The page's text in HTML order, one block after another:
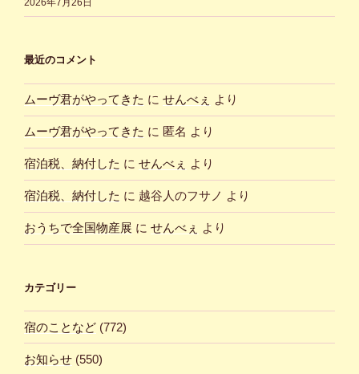
最近のコメント
ムーヴ君がやってきた に せんべぇ より
ムーヴ君がやってきた に 匿名 より
宿泊税、納付した に せんべぇ より
宿泊税、納付した に 越谷人のフサノ より
おうちで全国物産展 に せんべぇ より
カテゴリー
宿のことなど (772)
お知らせ (550)